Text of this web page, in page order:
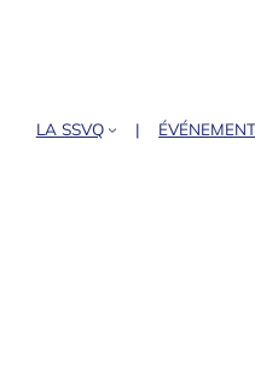
LA SSVQ